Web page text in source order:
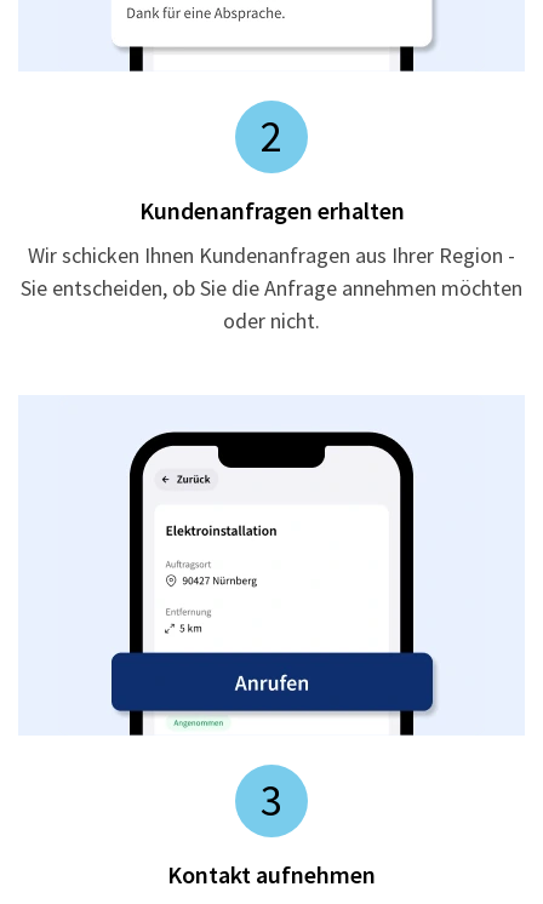
2
Kundenanfragen erhalten
Wir schicken Ihnen Kundenanfragen aus Ihrer Region -
Sie entscheiden, ob Sie die Anfrage annehmen möchten
oder nicht.
3
Kontakt aufnehmen